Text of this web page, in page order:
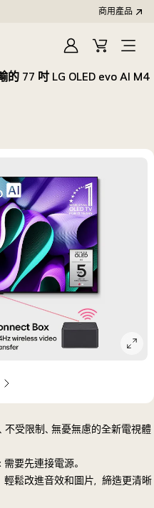
商用產品
登
入
購
77 吋 LG OLED evo AI M4
下
一
投
片
不受限制、無憂無慮的全新電視體
要先連接電源。
輕鬆改進音效和圖片，締造更清晰